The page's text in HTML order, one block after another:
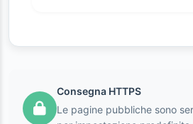
Consegna HTTPS
Le pagine pubbliche sono